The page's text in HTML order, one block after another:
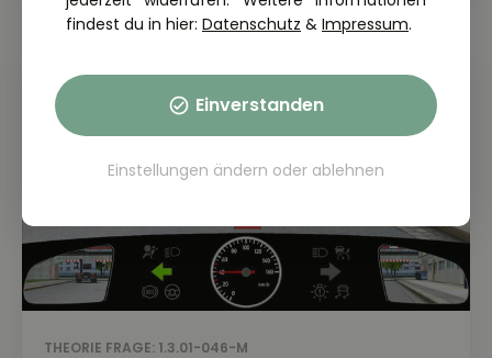
THEORIE FRAGE: 1.3.01-046-M
findest du in hier: Datenschutz & Impressum.
Einverstanden
Einstellungen ändern oder ablehnen